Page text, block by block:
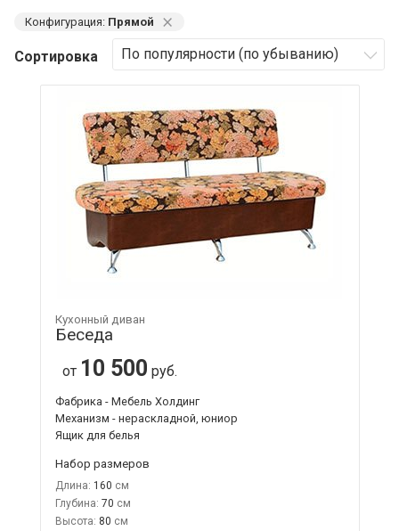
Конфигурация: Прямой ⨯
Сортировка
Кухонный диван
Беседа
от 10 500 руб.
Фабрика - Мебель Холдинг
Механизм - нераскладной, юниор
Ящик для белья
Набор размеров
Длина: 160
Глубина: 70
Высота: 80